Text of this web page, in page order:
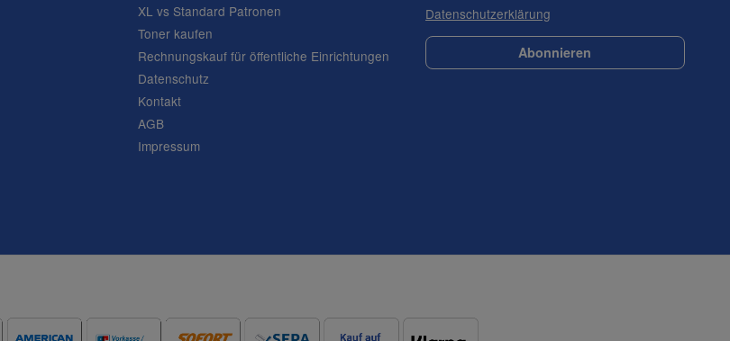
XL vs Standard Patronen
Toner kaufen
Rechnungskauf für öffentliche Einrichtungen
Datenschutz
Kontakt
AGB
Impressum
Datenschutzerklärung
Abonnieren